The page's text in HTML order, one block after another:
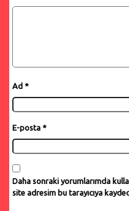
Ad *
E-posta *
Daha sonraki yorumlarımda
site adresim bu tarayıcıya